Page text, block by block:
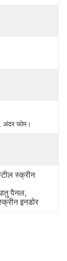
अंदर फोम।
स्क्रीन
पैनल,
इनडोर